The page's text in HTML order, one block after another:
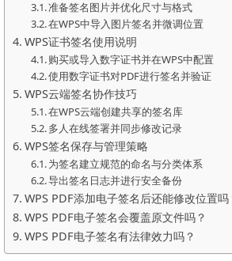
准备签名图片并优化尺寸与格式
在WPS中导入图片签名并微调位置
WPS证书签名使用说明
购买或导入数字证书并在WPS中配置
使用数字证书对PDF进行签名并验证
WPS云端签名协作技巧
在WPS云端创建共享的签名库
多人在线签署并同步修改记录
WPS签名保存与管理策略
为签名建立规范的命名与分类体系
导出签名日志并进行安全备份
WPS PDF添加电子签名后还能修改位置吗
WPS PDF电子签名会覆盖原文件吗？
WPS PDF电子签名有法律效力吗？